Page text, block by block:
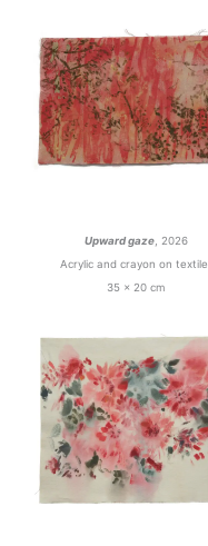
Upward gaze, 2026
Acrylic and crayon on textile
35 x 20 cm